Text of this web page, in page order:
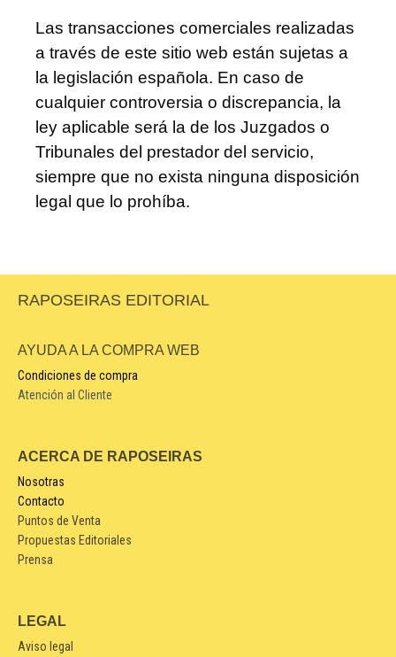
Las transacciones comerciales realizadas
a través de este sitio web están sujetas a
la legislación española. En caso de
cualquier controversia o discrepancia, la
ley aplicable será la de los Juzgados o
Tribunales del prestador del servicio,
siempre que no exista ninguna disposición
legal que lo prohíba.
RAPOSEIRAS EDITORIAL
AYUDA A LA COMPRA WEB
Condiciones de compra
Atención al Cliente
ACERCA DE RAPOSEIRAS
Nosotras
Contacto
Puntos de Venta
Propuestas Editoriales
Prensa
LEGAL
Aviso legal